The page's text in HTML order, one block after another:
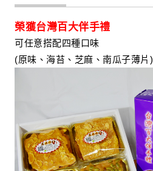
榮獲台灣百大伴手禮
可任意搭配四種口味
(原味、海苔、芝麻、南瓜子薄片)